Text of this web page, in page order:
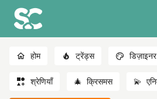
होम ट्रेंड्स डिज़ाइनर
श्रेणियाँ 🎄 क्रिसमस 💫